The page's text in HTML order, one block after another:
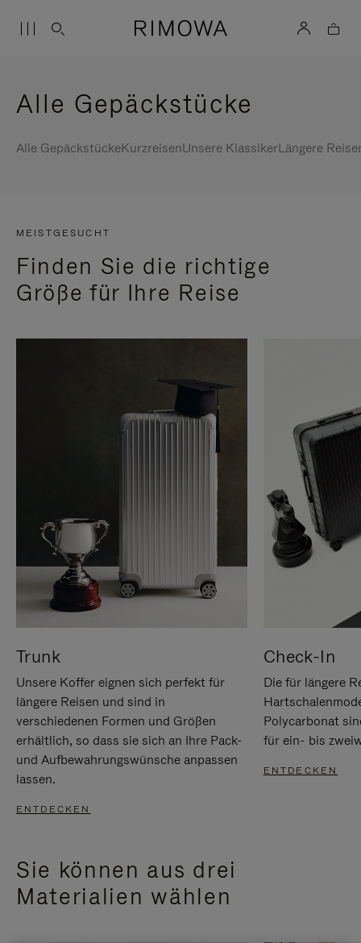
Alle Gepäckstücke
Alle GepäckstückeKurzreisenUnsere KlassikerLängere
MEISTGESUCHT
Finden Sie die richtige
Größe für Ihre Reise
Trunk
Unsere Koffer eignen sich perfekt für
längere Reisen und sind in
verschiedenen Formen und Größen
erhältlich, so dass sie sich an Ihre Pack-
und Aufbewahrungswünsche anpassen
lassen.
ENTDECKEN
Check-In
Die für längere
Polycarbonat
für ein- bis
ENTDECKEN
Sie können aus drei
Materialien wählen